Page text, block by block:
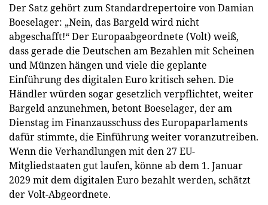
Der Satz gehört zum Standardrepertoire von Damian
Boeselager: „Nein, das Bargeld wird nicht
abgeschafft!“ Der Europaabgeordnete (Volt) weiß,
dass gerade die Deutschen am Bezahlen mit Scheinen
und Münzen hängen und viele die geplante
Einführung des digitalen Euro kritisch sehen. Die
Händler würden sogar gesetzlich verpflichtet, weiter
Bargeld anzunehmen, betont Boeselager, der am
Dienstag im Finanzausschuss des Europaparlaments
dafür stimmte, die Einführung weiter voranzutreiben.
Wenn die Verhandlungen mit den 27 EU-
Mitgliedstaaten gut laufen, könne ab dem 1. Januar
2029 mit dem digitalen Euro bezahlt werden, schätzt
der Volt-Abgeordnete.